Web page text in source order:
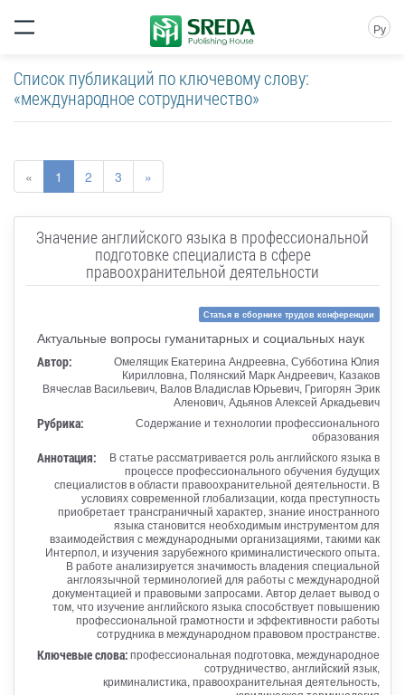
Ру
Список публикаций по ключевому слову:
«международное сотрудничество»
« 1 2 3 »
Значение английского языка в профессиональной
подготовке специалиста в сфере
правоохранительной деятельности
Статья в сборнике трудов конференции
Актуальные вопросы гуманитарных и социальных наук
Автор:
Омелящик Екатерина Андреевна, Субботина Юлия
Кирилловна, Полянский Марк Андреевич, Казаков
Вячеслав Васильевич, Валов Владислав Юрьевич, Григорян Эрик
Аленович, Адьянов Алексей Аркадьевич
Рубрика:
Содержание и технологии профессионального
образования
Аннотация:
В статье рассматривается роль английского языка в
процессе профессионального обучения будущих
специалистов в области правоохранительнoй деятельности. В
условиях современной глобализации, когда преступность
приобретает трансграничный характер, знание иностранного
языка становится необходимым инструментом для
взаимодействия с международными организациями, такими как
Интерпол, и изучения зарубежного криминалистического опыта.
В работе анализируется значимость владения специальной
англоязычной терминологией для работы с международной
документацией и правовыми запросами. Автор делает вывод о
том, что изучение английского языка способствует повышению
профессиональной грамотности и эффективности работы
сотрудника в международном правовом пространстве.
Ключевые слова:профессиональная подготовка, международное
сотрудничество, английский язык,
криминалистика, правоохранительная деятельность,